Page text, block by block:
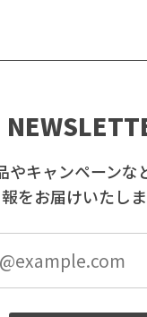
やキャンペーンな
報をお届けいたしま